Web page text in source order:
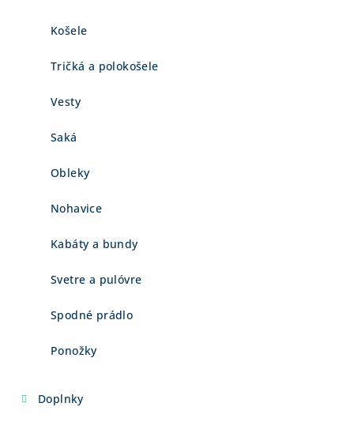
Košele
Tričká a polokošele
Vesty
Saká
Obleky
Nohavice
Kabáty a bundy
Svetre a pulóvre
Spodné prádlo
Ponožky
Doplnky